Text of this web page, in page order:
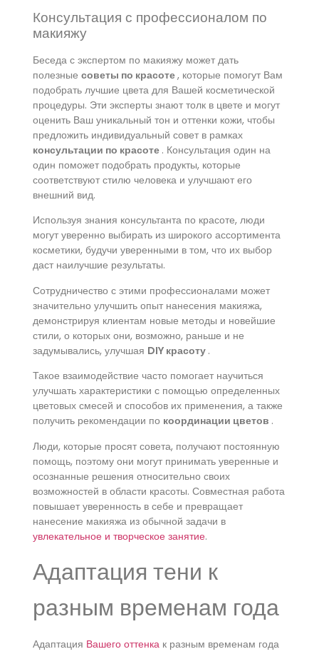
Консультация с профессионалом по
макияжу
Беседа с экспертом по макияжу может дать
полезные советы по красоте, которые помогут Вам
подобрать лучшие цвета для Вашей косметической
процедуры. Эти эксперты знают толк в цвете и могут
оценить Ваш уникальный тон и оттенки кожи, чтобы
предложить индивидуальный совет в рамках
консультации по красоте . Консультация один на
один поможет подобрать продукты, которые
соответствуют стилю человека и улучшают его
внешний вид.
Используя знания консультанта по красоте, люди
могут уверенно выбирать из широкого ассортимента
косметики, будучи уверенными в том, что их выбор
даст наилучшие результаты.
Сотрудничество с этими профессионалами может
значительно улучшить опыт нанесения макияжа,
демонстрируя клиентам новые методы и новейшие
стили, о которых они, возможно, раньше и не
задумывались, улучшая DIY красоту .
Такое взаимодействие часто помогает научиться
улучшать характеристики с помощью определенных
цветовых смесей и способов их применения, а также
получить рекомендации по координации цветов .
Люди, которые просят совета, получают постоянную
помощь, поэтому они могут принимать уверенные и
осознанные решения относительно своих
возможностей в области красоты. Совместная работа
повышает уверенность в себе и превращает
нанесение макияжа из обычной задачи в
увлекательное и творческое занятие.
Адаптация тени к
разным временам года
Адаптация Вашего оттенкак разным временам года